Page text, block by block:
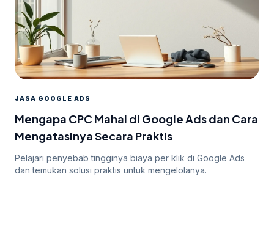
JASA GOOGLE ADS
Mengapa CPC Mahal di Google Ads dan Cara
Mengatasinya Secara Praktis
Pelajari penyebab tingginya biaya per klik di Google Ads
dan temukan solusi praktis untuk mengelolanya.